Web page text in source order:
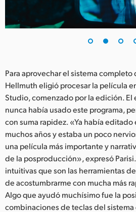
Para aprovechar el sistema
Hellmuth eligió procesar la película
Studio, comenzado por la edición. El
nunca había usado este programa,
con suma rapidez. «Ya había editado
muchos años y estaba un poco
una película más importante y
de la posproducción», expresó
intuitivas que son las herramientas
de acostumbrarme con mucha más
Algo que ayudó muchísimo fue la
combinaciones de teclas del sistema